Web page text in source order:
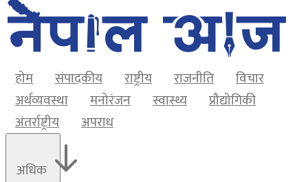
होम संपादकीय राष्ट्रीय राजनीति
विचार
अर्थव्यवस्था
मनोरंजन स्वास्थ्य
प्रौद्योगिकी
अंतर्राष्ट्रीय
अपराध
अधिक